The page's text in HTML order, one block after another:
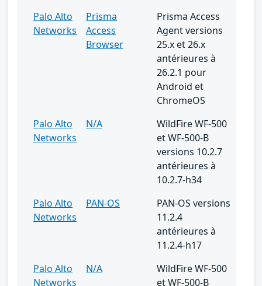
Palo Alto
Networks
Prisma
Access
Browser
Prisma Access
Agent versions
25.x et 26.x
antérieures à
26.2.1 pour
Android et
ChromeOS
Palo Alto
Networks
N/A
WildFire WF-500
et WF-500-B
versions 10.2.7
antérieures à
10.2.7-h34
Palo Alto
Networks
PAN-OS
PAN-OS versions
11.2.4
antérieures à
11.2.4-h17
Palo Alto
Networks
N/A
WildFire WF-500
et WF-500-B